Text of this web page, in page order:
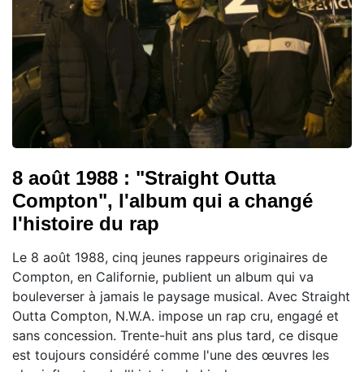
8 août 1988 : "Straight Outta
Compton", l'album qui a changé
l'histoire du rap
Le 8 août 1988, cinq jeunes rappeurs originaires de
Compton, en Californie, publient un album qui va
bouleverser à jamais le paysage musical. Avec Straight
Outta Compton, N.W.A. impose un rap cru, engagé et
sans concession. Trente-huit ans plus tard, ce disque
est toujours considéré comme l'une des œuvres les